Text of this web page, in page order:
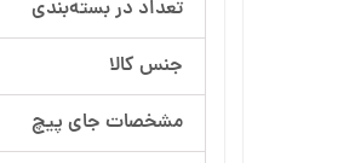
تعداد در بسته‌بندی
جنس کالا
مشخصات جای پیچ